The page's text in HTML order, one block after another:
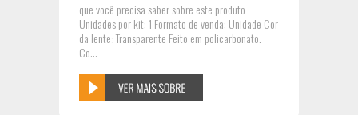
que você precisa saber sobre este produto
Unidades por kit: 1 Formato de venda: Unidade Cor
da lente: Transparente Feito em policarbonato.
Co...